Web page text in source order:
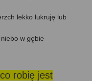
lekko lukruję lub
w gębie
robię jest